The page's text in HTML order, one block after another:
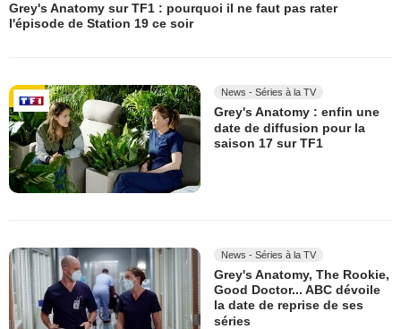
Grey's Anatomy sur TF1 : pourquoi il ne faut pas rater
l'épisode de Station 19 ce soir
News - Séries à la TV
Grey's Anatomy : enfin une
date de diffusion pour la
saison 17 sur TF1
News - Séries à la TV
Grey's Anatomy, The Rookie,
Good Doctor... ABC dévoile
la date de reprise de ses
séries